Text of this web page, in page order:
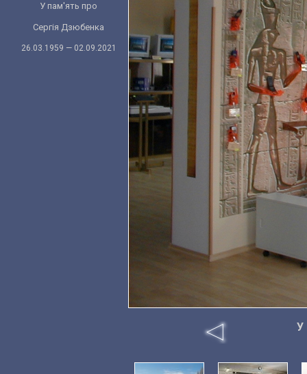
У пам'ять про
Сергія Дзюбенка
26.03.1959 — 02.09.2021
У